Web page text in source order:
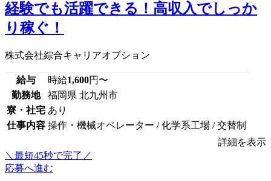
経験でも活躍できる！高収入でしっか
り稼ぐ！
株式会社綜合キャリアオプション
給与 時給1,600円〜
勤務地
福岡県 北九州市
寮・社宅 あり
仕事内容 操作・機械オペレーター / 化学系工場 / 交替制
詳細を表示
＼最短45秒で完了／
応募へ進む